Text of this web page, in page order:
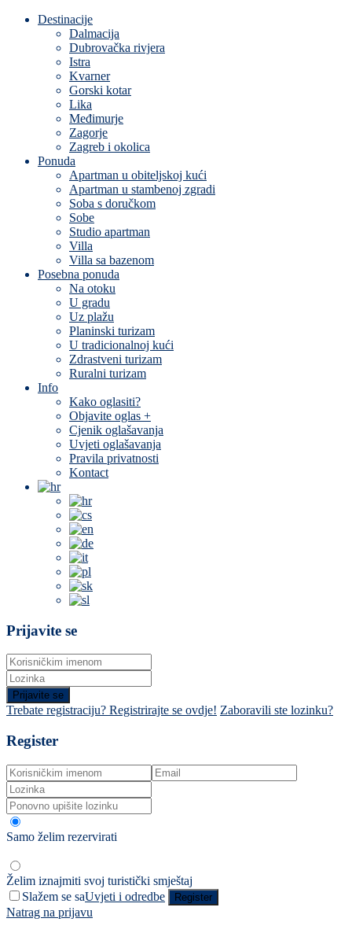
Destinacije
Dalmacija
Dubrovačka rivjera
Istra
Kvarner
Gorski kotar
Lika
Međimurje
Zagorje
Zagreb i okolica
Ponuda
Apartman u obiteljskoj kući
Apartman u stambenoj zgradi
Soba s doručkom
Sobe
Studio apartman
Villa
Villa sa bazenom
Posebna ponuda
Na otoku
U gradu
Uz plažu
Planinski turizam
U tradicionalnoj kući
Zdrastveni turizam
Ruralni turizam
Info
Kako oglasiti?
Objavite oglas +
Cjenik oglašavanja
Uvjeti oglašavanja
Pravila privatnosti
Kontact
Prijavite se
Prijavite se
Trebate registraciju? Registrirajte se ovdje! Zaboravili ste lozinku?
Register
Samo želim rezervirati
Želim iznajmiti svoj turistički smještaj
Slažem se saUvjeti i odredbe Register
Natrag na prijavu